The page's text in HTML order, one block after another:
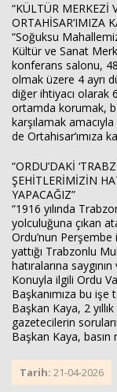
“KÜLTÜR MERKEZİ
ORTAHİSAR’IMIZA
“Soğuksu
Kültür ve Sanat
konferans salonu,
olmak üzere 4 ayrı
diğer ihtiyacı olarak
ortamda korumak,
karşılamak
de Ortahisar’ımıza
“ORDU’DAKİ
ŞEHİTLERİMİZİN
YAPACAĞIZ”
“1916 yılında
yolculuğuna çıkan
Ordu’nun
yattığı Trabzonlu
hatıralarına
Konuyla ilgili Ordu
Başkanımıza bu
Başkan Kaya, 2
gazetecilerin
Başkan Kaya, basın
Tarih: 21-04-2026